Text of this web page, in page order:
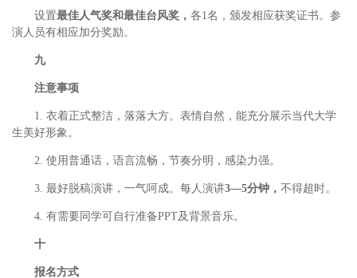
设置最佳人气奖和最佳台风奖， 各1名，颁发相应获奖证书。参
演人员有相应加分奖励。
九
注意事项
1. 衣着正式整洁，落落大方。表情自然，能充分展示当代大学
生美好形象。
2. 使用普通话，语言流畅，节奏分明，感染力强。
3. 最好脱稿演讲，一气呵成。每人演讲3—5分钟， 不得超时。
4. 有需要同学可自行准备PPT及背景音乐。
十
报名方式